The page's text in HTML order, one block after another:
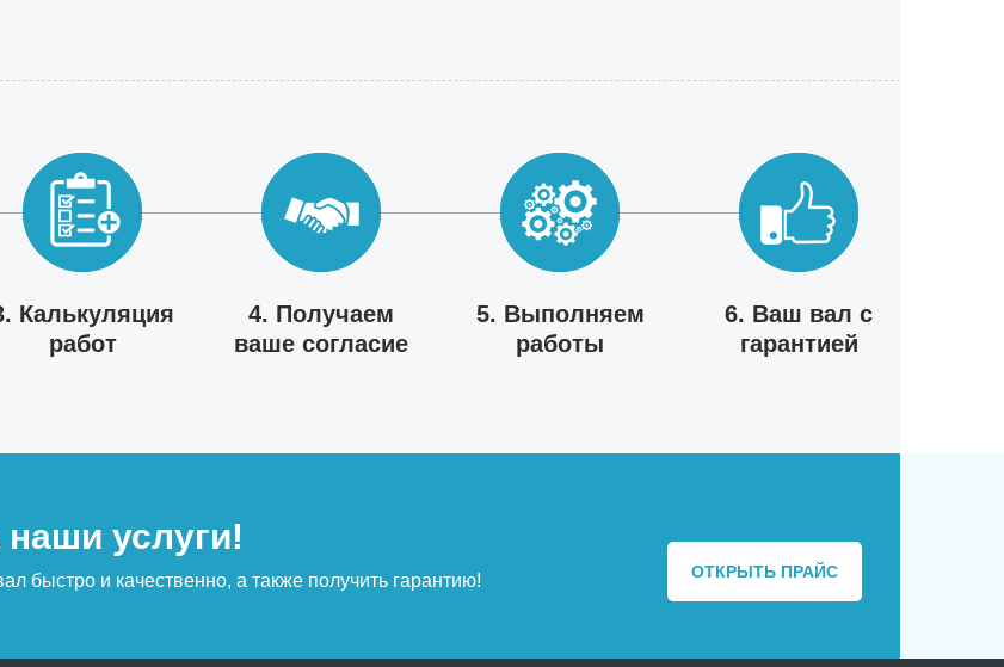
Калькуляция
работ
4. Получаем
ваше согласие
5. Выполняем
работы
6. Ваш вал с
гарантией
услуги!
быстро и качественно, а также получить гарантию! ОТКРЫТЬ ПРАЙС